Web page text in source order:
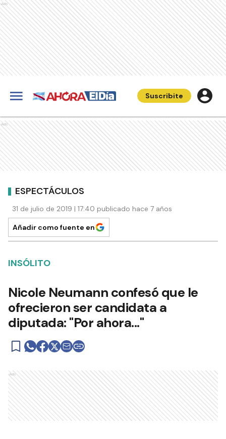
Ads
Suscribite
Ads
ESPECTÁCULOS
31 de julio de 2019 | 17:40 publicado hace 7 años
Añadir como fuente en
INSÓLITO
Nicole Neumann confesó que le
ofrecieron ser candidata a
diputada: "Por ahora..."
Ads